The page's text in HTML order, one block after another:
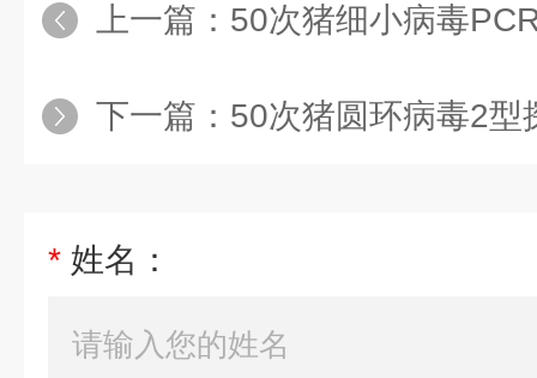
上一篇： 50次猪细小病毒
下一篇： 50次猪圆环病毒2型探
* 姓名：